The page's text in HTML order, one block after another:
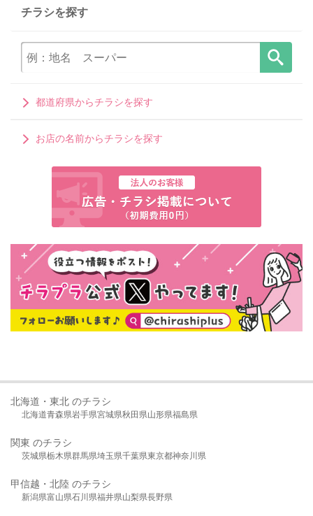
チラシを探す
都道府県からチラシを探す
お店の名前からチラシを探す
北海道・東北 のチラシ
北海道青森県岩手県宮城県秋田県山形県福島県
関東 のチラシ
茨城県栃木県群馬県埼玉県千葉県東京都神奈川県
甲信越・北陸 のチラシ
新潟県富山県石川県福井県山梨県長野県